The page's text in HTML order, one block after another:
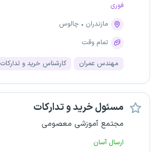
فوری
مازندران
چالوس
تمام وقت
مهندس عمران کارشناس خرید و تدارکات
مسئول خرید و تدارکات
مجتمع آموزشی معصومی
ارسال آسان